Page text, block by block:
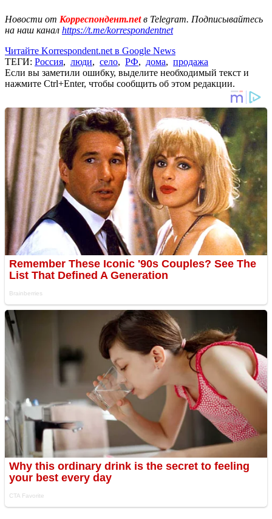
Новости от Корреспондент.netв Telegram. Подписывайтесь
на наш канал https://t.me/korrespondentnet
Читайте Korrespondent.net в Google News
ТЕГИ: Россия, люди, село, РФ, дома, продажа
Если вы заметили ошибку, выделите необходимый текст и
нажмите Ctrl+Enter, чтобы сообщить об этом редакции.